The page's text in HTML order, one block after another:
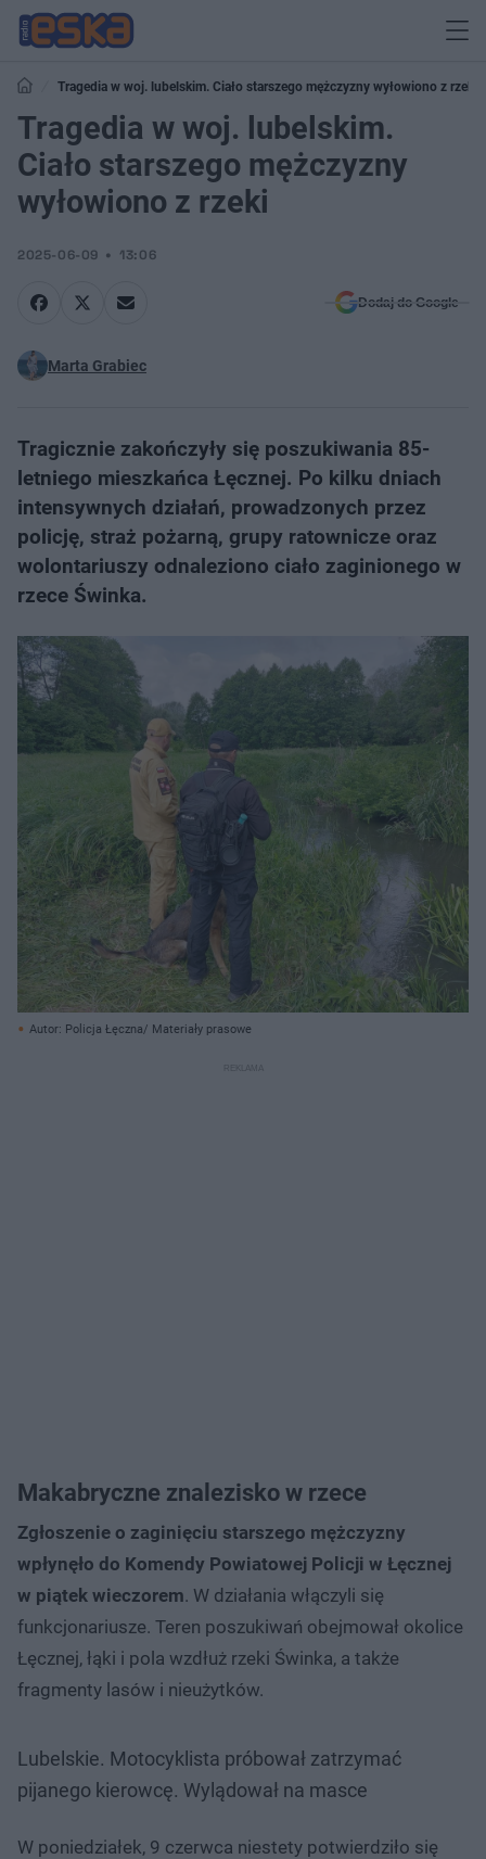
Tragedia w woj. lubelskim. Ciało starszego mężczyzny wyłowiono z rzeki
Tragedia w woj. lubelskim.
Ciało starszego mężczyzny
wyłowiono z rzeki
2025-06-09 13:06
Dodaj do Google
Marta Grabiec
Tragicznie zakończyły się poszukiwania 85-
letniego mieszkańca Łęcznej. Po kilku dniach
intensywnych działań, prowadzonych przez
policję, straż pożarną, grupy ratownicze oraz
wolontariuszy odnaleziono ciało zaginionego w
rzece Świnka.
Autor: Policja Łęczna/ Materiały prasowe
Makabryczne znalezisko w rzece
Zgłoszenie o zaginięciu starszego mężczyzny
wpłynęło do Komendy Powiatowej Policji w Łęcznej
w piątek wieczorem. W działania włączyli się
funkcjonariusze. Teren poszukiwań obejmował okolice
Łęcznej, łąki i pola wzdłuż rzeki Świnka, a także
fragmenty lasów i nieużytków.
Lubelskie. Motocyklista próbował zatrzymać
pijanego kierowcę. Wylądował na masce
W poniedziałek, 9 czerwca niestety potwierdziło się